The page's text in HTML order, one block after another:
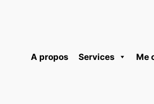
A propos Services Me